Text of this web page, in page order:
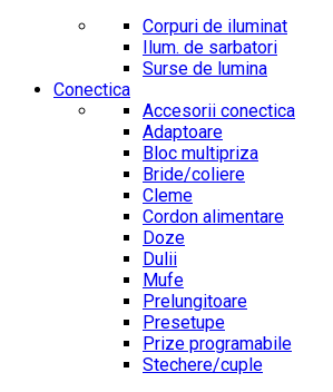
Corpuri de iluminat
Ilum. de sarbatori
Surse de lumina
Conectica
Accesorii conectica
Adaptoare
Bloc multipriza
Bride/coliere
Cleme
Cordon alimentare
Doze
Dulii
Mufe
Prelungitoare
Presetupe
Prize programabile
Stechere/cuple